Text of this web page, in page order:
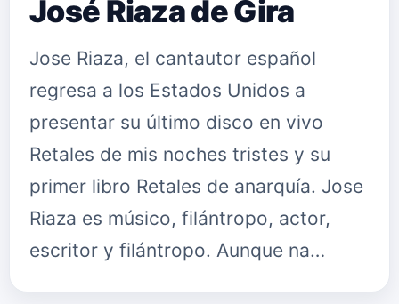
José Riaza de Gira
Jose Riaza, el cantautor español
regresa a los Estados Unidos a
presentar su último disco en vivo
Retales de mis noches tristes y su
primer libro Retales de anarquía. Jose
Riaza es músico, filántropo, actor,
escritor y filántropo. Aunque na…